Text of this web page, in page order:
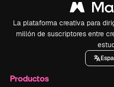
La plataforma creativa para
millón de suscriptores entre
Productos